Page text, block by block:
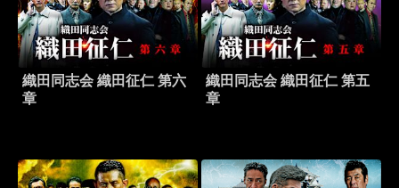
織田同志会 織田征仁 第六
章
織田同志会 織田征仁 第五
章